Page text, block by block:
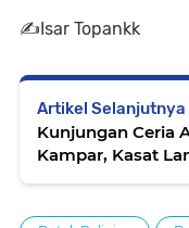
✍️Isar Topankk
Artikel Selanjutnya
Kunjungan Ceria
Kampar, Kasat